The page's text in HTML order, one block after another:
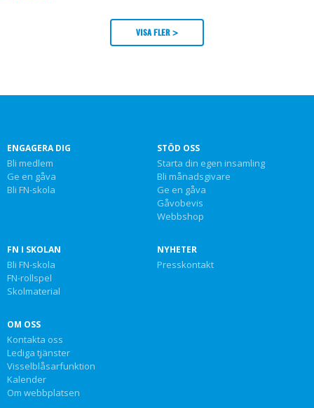
VISA FLER >
ENGAGERA DIG
Bli medlem
Ge en gåva
Bli FN-skola
STÖD OSS
Starta din egen insamling
Bli månadsgivare
Ge en gåva
Gåvobevis
Webbshop
FN I SKOLAN
Bli FN-skola
FN-rollspel
Skolmaterial
NYHETER
Presskontakt
OM OSS
Kontakta oss
Lediga tjänster
Visselblåsarfunktion
Kalender
Om webbplatsen